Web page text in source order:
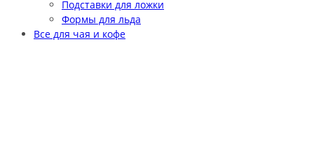
Подставки для ложки
Формы для льда
Все для чая и кофе